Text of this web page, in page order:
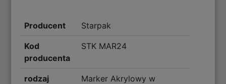
Producent Starpak
Kod
producenta
STK MAR24
rodzaj
Marker Akrylowy w